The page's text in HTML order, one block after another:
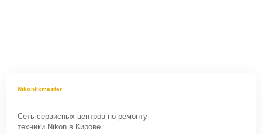
Nikonfixmaster
Сеть сервисных центров по ремонту
техники Nikon в Кирове.